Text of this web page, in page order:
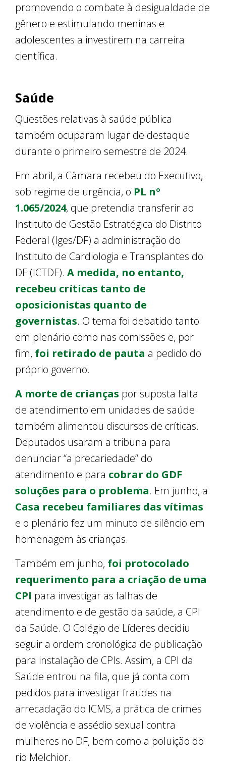
promovendo o combate à desigualdade de
gênero e estimulando meninas e
adolescentes a investirem na carreira
científica.
Saúde
Questões relativas à saúde pública
também ocuparam lugar de destaque
durante o primeiro semestre de 2024.
Em abril, a Câmara recebeu do Executivo,
sob regime de urgência, o PL nº
1.065/2024, que pretendia transferir ao
Instituto de Gestão Estratégica do Distrito
Federal (Iges/DF) a administração do
Instituto de Cardiologia e Transplantes do
DF (ICTDF). A medida, no entanto,
recebeu críticas tanto de
oposicionistas quanto de
governistas. O tema foi debatido tanto
em plenário como nas comissões e, por
fim, foi retirado de pauta a pedido do
próprio governo.
A morte de crianças por suposta falta
de atendimento em unidades de saúde
também alimentou discursos de críticas.
Deputados usaram a tribuna para
denunciar “a precariedade” do
atendimento e para cobrar do GDF
soluções para o problema. Em junho, a
Casa recebeu familiares das vítimas
e o plenário fez um minuto de silêncio em
homenagem às crianças.
Também em junho, foi protocolado
requerimento para a criação de uma
CPI para investigar as falhas de
atendimento e de gestão da saúde, a CPI
da Saúde. O Colégio de Líderes decidiu
seguir a ordem cronológica de publicação
para instalação de CPIs. Assim, a CPI da
Saúde entrou na fila, que já conta com
pedidos para investigar fraudes na
arrecadação do ICMS, a prática de crimes
de violência e assédio sexual contra
mulheres no DF, bem como a poluição do
rio Melchior.